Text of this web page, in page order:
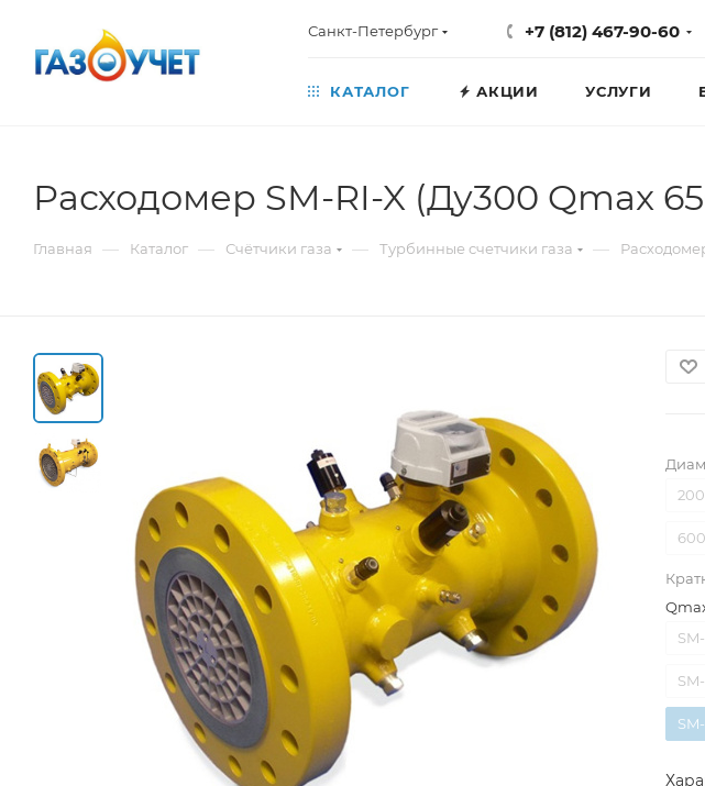
Санкт-Петербург +7 (812) 467-90-60
КАТАЛОГ АКЦИИ УСЛУГИ
Расходомер SM-RI-X (Ду300 Qmax
Главная — Каталог — Счётчики газа — Турбинные счетчики газа —
200
600